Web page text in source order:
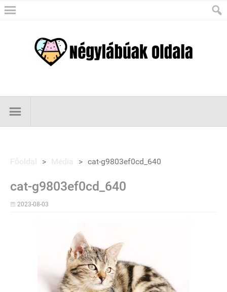
Főoldal > Média > cat-g9803ef0cd_640
cat-g9803ef0cd_640
2023-08-03